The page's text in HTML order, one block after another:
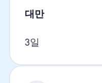
대만
3일